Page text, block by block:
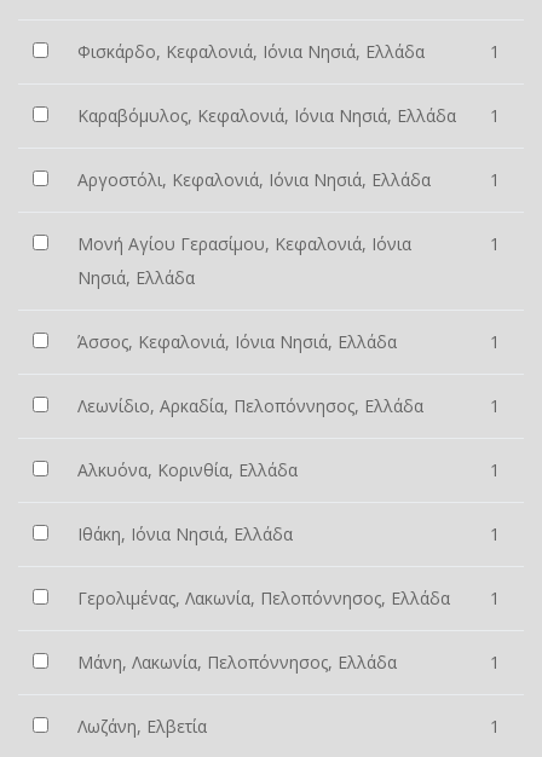
Φισκάρδο, Κεφαλονιά, Ιόνια Νησιά, Ελλάδα 1
Καραβόμυλος, Κεφαλονιά, Ιόνια Νησιά, Ελλάδα 1
Αργοστόλι, Κεφαλονιά, Ιόνια Νησιά, Ελλάδα 1
Μονή Αγίου Γερασίμου, Κεφαλονιά, Ιόνια
Νησιά, Ελλάδα
1
Άσσος, Κεφαλονιά, Ιόνια Νησιά, Ελλάδα 1
Λεωνίδιο, Αρκαδία, Πελοπόννησος, Ελλάδα 1
Αλκυόνα, Κορινθία, Ελλάδα 1
Ιθάκη, Ιόνια Νησιά, Ελλάδα 1
Γερολιμένας, Λακωνία, Πελοπόννησος, Ελλάδα 1
Μάνη, Λακωνία, Πελοπόννησος, Ελλάδα 1
Λωζάνη, Ελβετία 1